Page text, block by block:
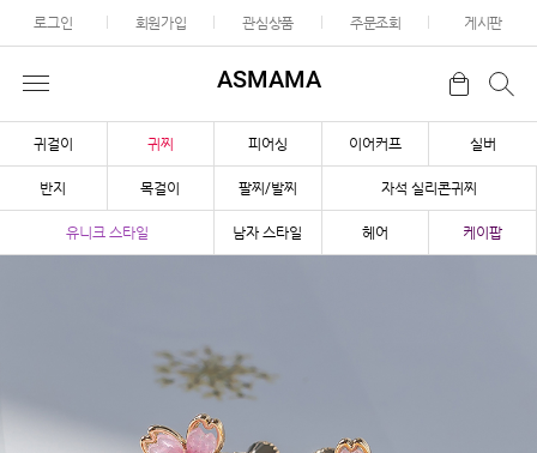
로그인 회원가입 관심상품 주문조회 게시판
ASMAMA
귀걸이 귀찌 피어싱 이어커프 실버
반지 목걸이 팔찌/발찌 자석 실리콘귀찌
유니크 스타일 남자 스타일 헤어 케이팝